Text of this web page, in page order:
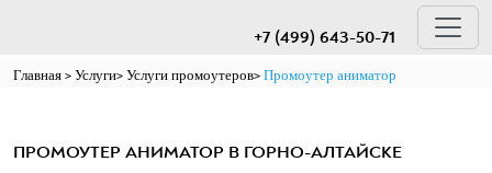
+7 (499) 643-50-71
Главная Услуги Услуги промоутеров Промоутер аниматор
ПРОМОУТЕР АНИМАТОР В ГОРНО-АЛТАЙСКЕ